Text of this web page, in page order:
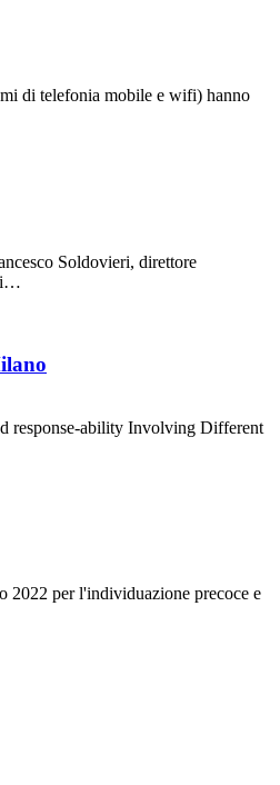
di telefonia mobile e wifi) hanno
Soldovieri, direttore
response-ability Involving Different
2022 per l'individuazione precoce e